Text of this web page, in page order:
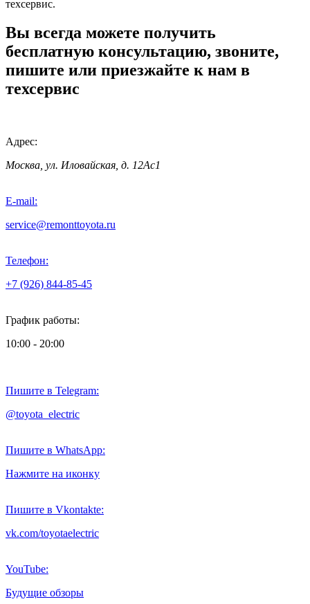
техсервис.
Вы всегда можете получить
бесплатную консультацию, звоните,
пишите или приезжайте к нам в
техсервис
Адрес:
Москва, ул. Иловайская, д. 12Ас1
E-mail:
service@remonttoyota.ru
Телефон:
+7 (926) 844-85-45
График работы:
10:00 - 20:00
Пишите в Telegram:
@toyota_electric
Пишите в WhatsApp:
Нажмите на иконку
Пишите в Vkontakte:
vk.com/toyotaelectric
YouTube:
Будущие обзоры